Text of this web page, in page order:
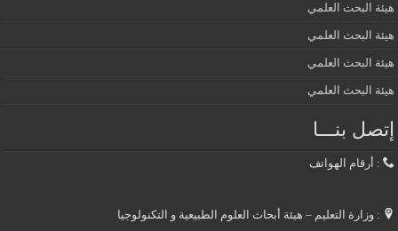
هيئة البحث العلمي
هيئة البحث العلمي
هيئة البحث العلمي
هيئة البحث العلمي
إتصل بنـــا
: أرقام الهواتف
: وزارة التعليم – هيئة أبحاث العلوم الطبيعية و التكنولوجيا